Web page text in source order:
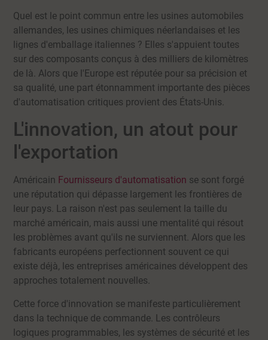
Quel est le point commun entre les usines automobiles
allemandes, les usines chimiques néerlandaises et les
lignes d'emballage italiennes ? Elles s'appuient toutes
sur des composants conçus à des milliers de kilomètres
de là. Alors que l'Europe est réputée pour sa précision et
sa qualité, une part étonnamment importante des pièces
d'automatisation critiques provient des États-Unis.
L'innovation, un atout pour
l'exportation
Américain Fournisseurs d'automatisation se sont forgé
une réputation qui dépasse largement les frontières de
leur pays. La raison n'est pas seulement la taille du
marché américain, mais aussi une mentalité qui résout
les problèmes avant qu'ils ne surviennent. Alors que les
fabricants européens perfectionnent souvent ce qui
existe déjà, les entreprises américaines développent des
approches totalement nouvelles.
Cette force d'innovation se manifeste particulièrement
dans la technique de commande. Les contrôleurs
logiques programmables, les systèmes de sécurité et les